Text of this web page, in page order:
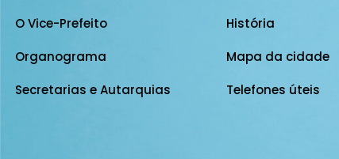
O Vice-Prefeito
Organograma
Secretarias e Autarquias
História
Mapa da cidade
Telefones úteis